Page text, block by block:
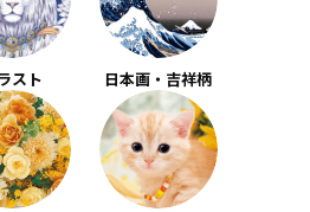
スト 日本画・吉祥柄